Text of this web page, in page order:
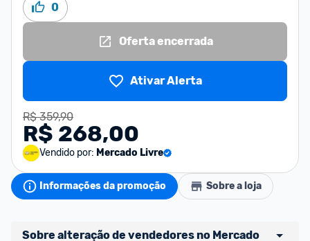
0
Oferta encerrada
Ativar Alerta
R$ 359,90
R$ 268,00
Vendido por: Mercado Livre
Informações da promoção Sobre a loja
Sobre alteração de vendedores no Mercado